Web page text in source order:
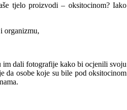
tjelo proizvodi – oksitocinom? Iako
organizmu,
im dali fotografije kako bi ocjenili svoju
da osobe koje su bile pod oksitocinom